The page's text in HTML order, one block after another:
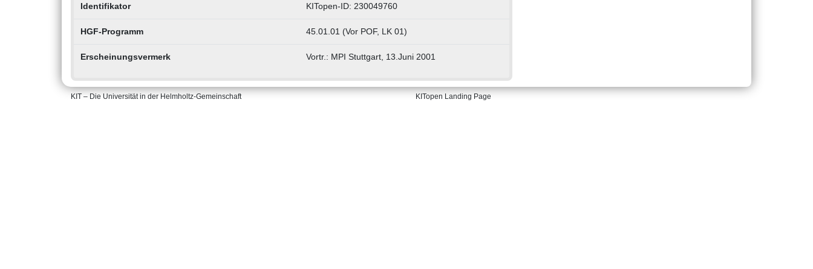
Identifikator KITopen-ID: 230049760
HGF-Programm 45.01.01 (Vor POF, LK 01)
Erscheinungsvermerk Vortr.: MPI Stuttgart, 13.Juni 2001
KIT – Die Universität in der Helmholtz-Gemeinschaft KITopen Landing Page